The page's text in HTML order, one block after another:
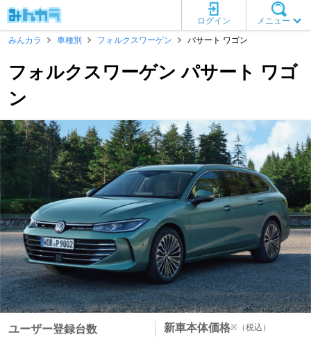
メニュー
ログイン
みんカラ
車種別 フォルクスワーゲン パサート ワゴン
フォルクスワーゲン パサート ワゴ
ン
ユーザー登録台数 新車本体価格※ （税込）